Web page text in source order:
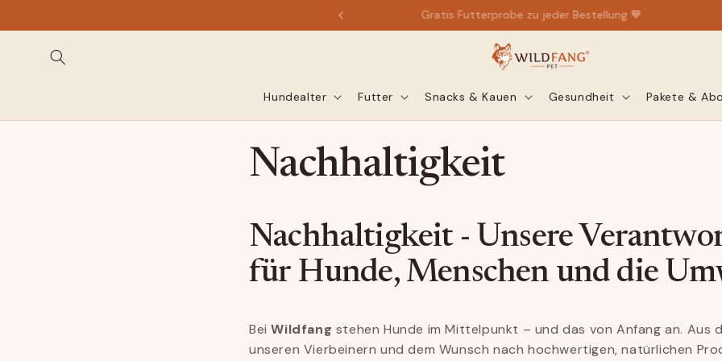
Inhalt
4,75★ bei Trusted Shops
Hundealter Futter Snacks & Kauen Gesundheit Pakete & Abo
Nachhaltigkeit
Nachhaltigkeit - Unsere
für Hunde, Menschen und die
BeiWildfang stehen Hunde im Mittelpunkt – und das von Anfang an. Aus
unseren Vierbeinern und dem Wunsch nach hochwertigen, natürlichen